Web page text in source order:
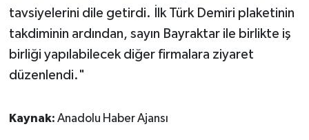
tavsiyelerini dile getirdi. İlk Türk Demiri plaketinin
takdiminin ardından, sayın Bayraktar ile birlikte iş
birliği yapılabilecek diğer firmalara ziyaret
düzenlendi."
Kaynak: Anadolu Haber Ajansı